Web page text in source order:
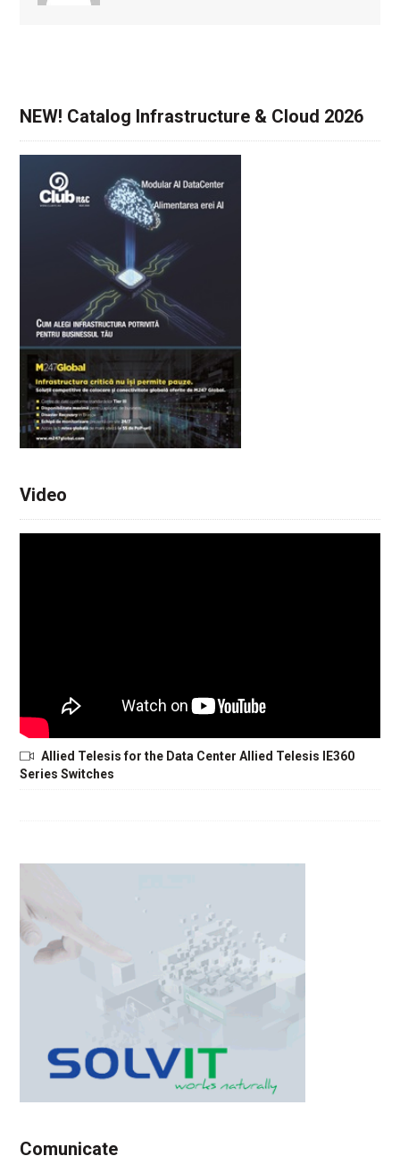
NEW! Catalog Infrastructure & Cloud 2026
Video
Allied Telesis for the Data Center Allied Telesis IE360
Series Switches
Comunicate